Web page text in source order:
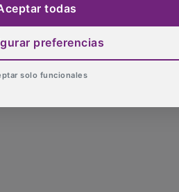
todas
preferencias
solo funcionales